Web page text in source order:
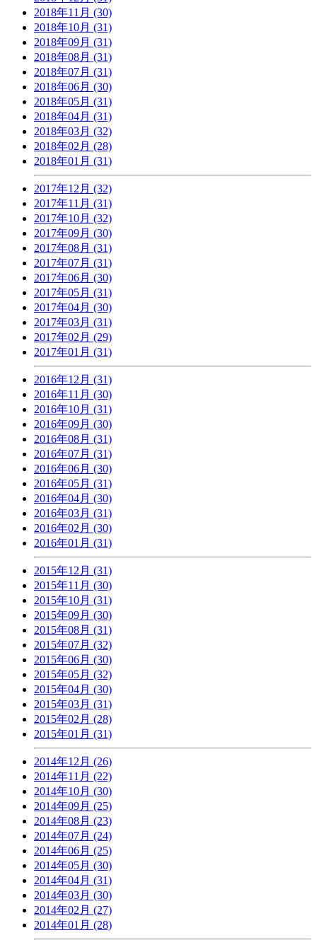
2018年11月 (30)
2018年10月 (31)
2018年09月 (31)
2018年08月 (31)
2018年07月 (31)
2018年06月 (30)
2018年05月 (31)
2018年04月 (31)
2018年03月 (32)
2018年02月 (28)
2018年01月 (31)
2017年12月 (32)
2017年11月 (31)
2017年10月 (32)
2017年09月 (30)
2017年08月 (31)
2017年07月 (31)
2017年06月 (30)
2017年05月 (31)
2017年04月 (30)
2017年03月 (31)
2017年02月 (29)
2017年01月 (31)
2016年12月 (31)
2016年11月 (30)
2016年10月 (31)
2016年09月 (30)
2016年08月 (31)
2016年07月 (31)
2016年06月 (30)
2016年05月 (31)
2016年04月 (30)
2016年03月 (31)
2016年02月 (30)
2016年01月 (31)
2015年12月 (31)
2015年11月 (30)
2015年10月 (31)
2015年09月 (30)
2015年08月 (31)
2015年07月 (32)
2015年06月 (30)
2015年05月 (32)
2015年04月 (30)
2015年03月 (31)
2015年02月 (28)
2015年01月 (31)
2014年12月 (26)
2014年11月 (22)
2014年10月 (30)
2014年09月 (25)
2014年08月 (23)
2014年07月 (24)
2014年06月 (25)
2014年05月 (30)
2014年04月 (31)
2014年03月 (30)
2014年02月 (27)
2014年01月 (28)